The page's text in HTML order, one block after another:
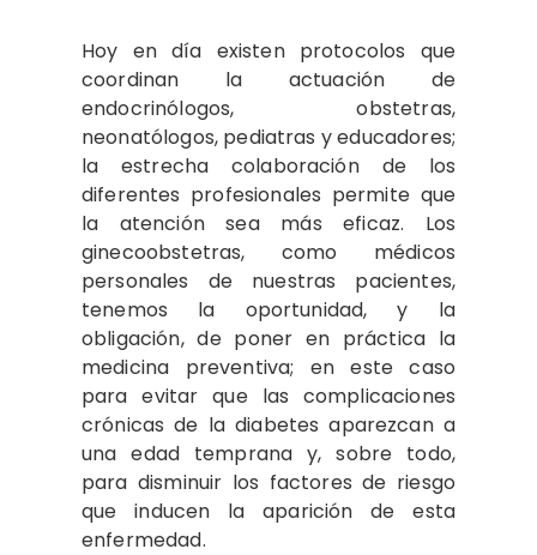
Hoy en día existen protocolos que
coordinan la actuación de
endocrinólogos, obstetras,
neonatólogos, pediatras y educadores;
la estrecha colaboración de los
diferentes profesionales permite que
la atención sea más eficaz. Los
ginecoobstetras, como médicos
personales de nuestras pacientes,
tenemos la oportunidad, y la
obligación, de poner en práctica la
medicina preventiva; en este caso
para evitar que las complicaciones
crónicas de la​ diabetes aparezcan a
una edad temprana y, sobre todo,
para disminuir los factores de riesgo
que inducen la aparición de esta
enfermedad.